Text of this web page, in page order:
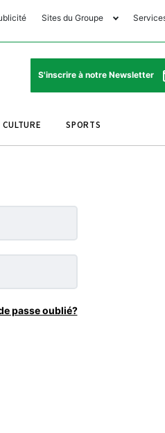
Sites du Groupe
Club Avantages
Le Matin Sports
Le Matin Store
Horaires de prières
Pharmacies de
Programme TV
S'inscrire à notre Newsletter
CULTURE SPORTS
passe oublié?